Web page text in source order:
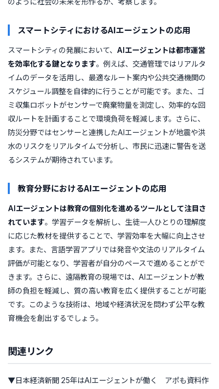
のように社会の未来を形作るか、考察します。
スマートシティにおけるAIエージェントの応用
スマートシティの発展において、 AIエージェントは都市運営
を効率化する鍵となります。例えば、交通管理ではリアルタ
イムのデータを活用し、最適なルート案内や公共交通機関の
スケジュール調整を自律的に行うことが可能です。また、ゴ
ミ収集ロボットがセンサーで廃棄物量を測定し、効率的な回
収ルートを計画することで環境負荷を軽減します。さらに、
防災分野ではセンサーと連携したAIエージェントが地震や洪
水のリスクをリアルタイムで分析し、市民に迅速に警告を送
るシステムが期待されています。
教育分野におけるAIエージェントの応用
AIエージェントは教育の個別化を進めるツールとして注目さ
れています。学習データを解析し、生徒一人ひとりの理解度
に応じた教材を提供することで、学習効率を大幅に向上させ
ます。また、言語学習アプリでは発音や文法のリアルタイム
評価が可能となり、学習者が自分のペースで進めることがで
きます。さらに、遠隔教育の現場では、AIエージェントが教
師の負担を軽減し、質の高い教育を広く提供することが可能
です。このような技術は、地域や経済状況を問わず公平な教
育機会を創出するでしょう。
関連リンク
▼日本経済新聞 25年はAIエージェントが働く アポも資料作